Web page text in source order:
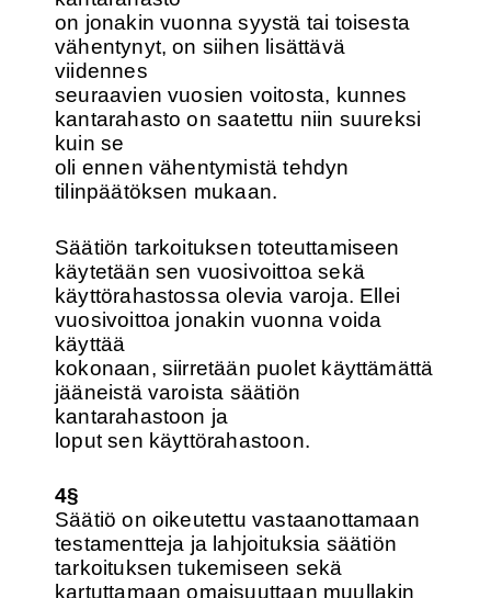
on jonakin vuonna syystä tai toisesta
vähentynyt, on siihen lisättävä
viidennes
seuraavien vuosien voitosta, kunnes
kantarahasto on saatettu niin suureksi
kuin se
oli ennen vähentymistä tehdyn
tilinpäätöksen mukaan.
Säätiön tarkoituksen toteuttamiseen
käytetään sen vuosivoittoa sekä
käyttörahastossa olevia varoja. Ellei
vuosivoittoa jonakin vuonna voida
käyttää
kokonaan, siirretään puolet käyttämättä
jääneistä varoista säätiön
kantarahastoon ja
loput sen käyttörahastoon.
4§
Säätiö on oikeutettu vastaanottamaan
testamentteja ja lahjoituksia säätiön
tarkoituksen tukemiseen sekä
kartuttamaan omaisuuttaan muullakin